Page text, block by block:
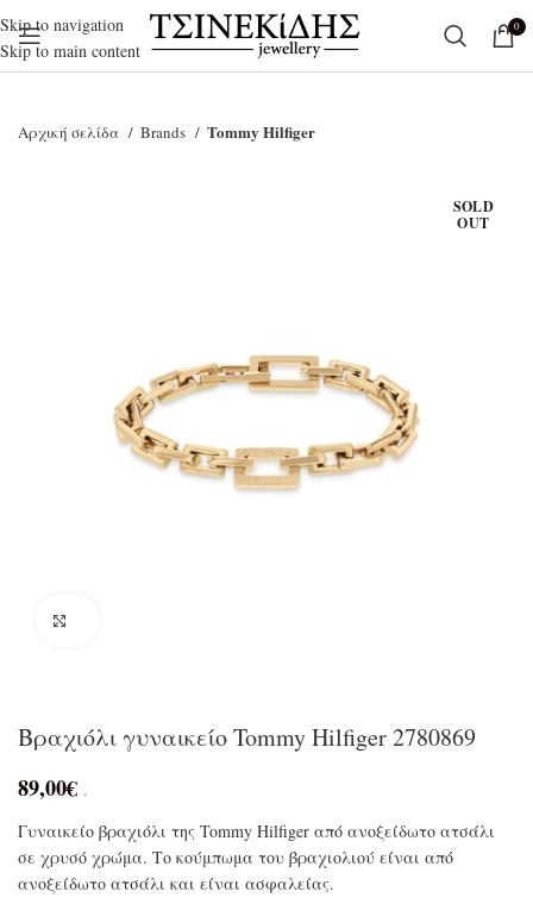
Skip to navigation
Skip to main content
0
Αρχική σελίδα Brands Tommy Hilfiger
SOLD
OUT
Βραχιόλι γυναικείο Tommy Hilfiger 2780869
89,00€ .
Γυναικείο βραχιόλι της Tommy Hilfiger από ανοξείδωτο ατσάλι
σε χρυσό χρώμα. Το κούμπωμα του βραχιολιού είναι από
ανοξείδωτο ατσάλι και είναι ασφαλείας.